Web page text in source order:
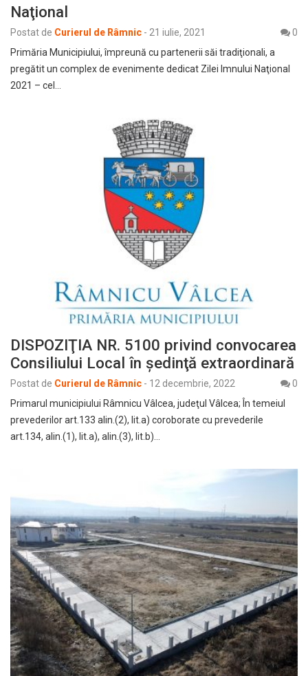
Naţional
Postat de Curierul de Râmnic - 21 iulie, 2021
0
Primăria Municipiului, împreună cu partenerii săi tradiţionali, a
pregătit un complex de evenimente dedicat Zilei Imnului Naţional
2021 – cel…
DISPOZIŢIA NR. 5100 privind convocarea
Consiliului Local în şedinţă extraordinară
Postat de Curierul de Râmnic - 12 decembrie, 2022
0
Primarul municipiului Râmnicu Vâlcea, judeţul Vâlcea; În temeiul
prevederilor art.133 alin.(2), lit.a) coroborate cu prevederile
art.134, alin.(1), lit.a), alin.(3), lit.b)…